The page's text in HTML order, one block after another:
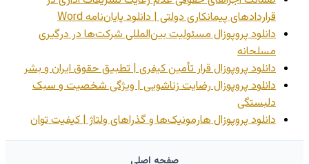
قراردادهای پیمانکاری دولتی | دانلود پایان‌نامه Word
دانلود پروپوزال مسئولیت بین‌المللی شرکت‌ها در درگیری
مسلحانه
دانلود پروپوزال قرار تأمین کیفری | تطبیق حقوق ایران و بشر
دانلود پروپوزال رضایت زناشویی | ویژگی شخصیت و سبک
دلبستگی
دانلود پروپوزال هارمونیک‌ها و گذراهای ولتاژ | کیفیت توان